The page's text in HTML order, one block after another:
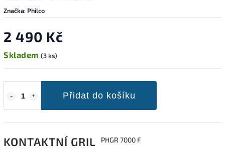
Značka: Philco
2 490 Kč
Skladem (3 ks)
Přidat do košíku
KONTAKTNÍ GRIL
PHGR 7000 F